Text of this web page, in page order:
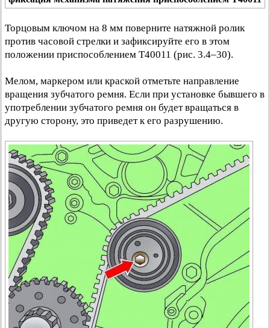
Торцовым ключом на 8 мм поверните натяжной ролик
против часовой стрелки и зафиксируйте его в этом
положении приспособлением Т40011 (рис. 3.4–30).
Мелом, маркером или краской отметьте направление
вращения зубчатого ремня. Если при установке бывшего в
употреблении зубчатого ремня он будет вращаться в
другую сторону, это приведет к его разрушению.